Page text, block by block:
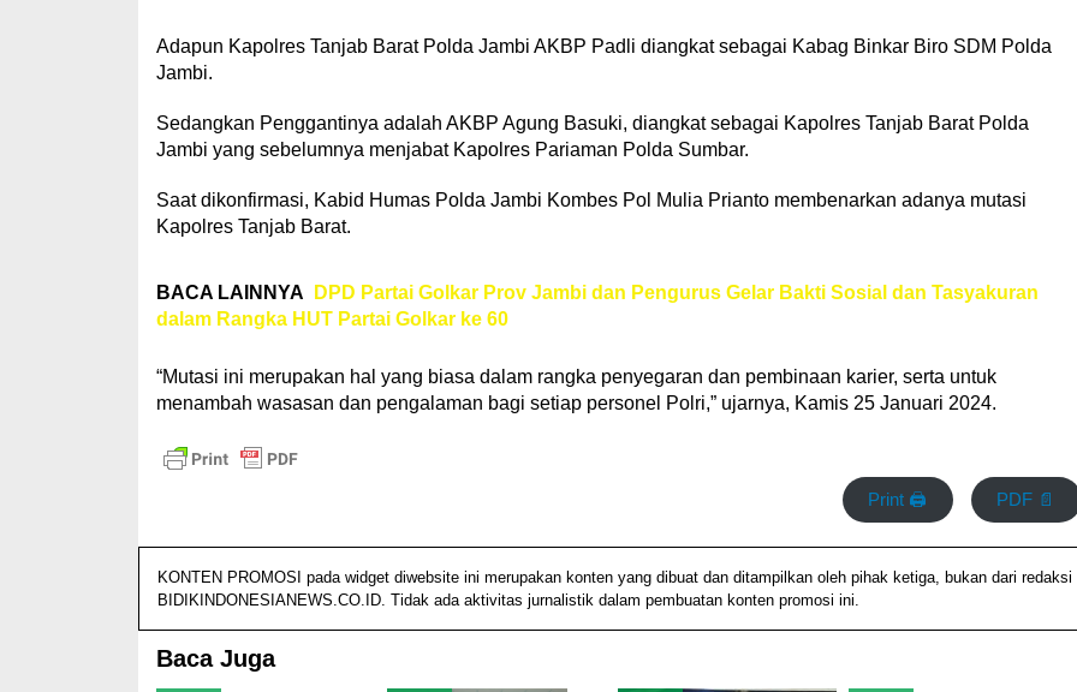
Adapun Kapolres Tanjab Barat Polda Jambi AKBP Padli diangkat sebagai Kabag Binkar Biro SDM Polda
Jambi.
Sedangkan Penggantinya adalah AKBP Agung Basuki, diangkat sebagai Kapolres Tanjab Barat Polda
Jambi yang sebelumnya menjabat Kapolres Pariaman Polda Sumbar.
Saat dikonfirmasi, Kabid Humas Polda Jambi Kombes Pol Mulia Prianto membenarkan adanya mutasi
Kapolres Tanjab Barat.
BACA LAINNYA
DPD Partai Golkar Prov Jambi dan Pengurus Gelar Bakti Sosial dan Tasyakuran
dalam Rangka HUT Partai Golkar ke 60
“Mutasi ini merupakan hal yang biasa dalam rangka penyegaran dan pembinaan karier, serta untuk
menambah wasasan dan pengalaman bagi setiap personel Polri,” ujarnya, Kamis 25 Januari 2024.
Print 🖨 PDF 📄
KONTEN PROMOSI pada widget diwebsite ini merupakan konten yang dibuat dan ditampilkan oleh pihak ketiga, bukan dari redaksi
BIDIKINDONESIANEWS.CO.ID. Tidak ada aktivitas jurnalistik dalam pembuatan konten promosi ini.
Baca Juga